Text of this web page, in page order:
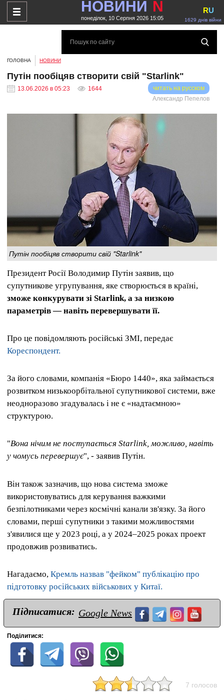
НОВИНИ N
понеділок, 10 Серпня 2026 15:05 1629 днів війни
RU
ГОЛОВНА НОВИНИ
Путін пообіцяв створити свій "Starlink"
13.06.2026 в 05:23 1644
читать на русском
Александр Пепелов
Путін пообіцяв створити свій "Starlink"
Президент Росії Володимир Путін заявив, що
супутникове угрупування, яке створюється в країні,
зможе конкурувати зі Starlink, а за низкою
параметрів — навіть перевершувати її.
Про це повідомляють російські ЗМІ, передає
Кореспондент.
За його словами, компанія «Бюро 1440», яка займається
розвитком низькоорбітальної супутникової системи, вже
неодноразово згадувалась і не є «надтаємною»
структурою.
"Вона нічим не поступається Starlink, можливо, навіть
у чомусь перевершує", - заявив Путін.
Він також зазначив, що нова система зможе
використовуватись для керування важкими
безпілотниками через космічні канали зв'язку. За його
словами, перші супутники з такими можливостями
з'явилися ще у 2023 році, а у 2024–2025 роках проект
продовжив розвиватись.
Нагадаємо, Кремль назвав "фейком" публікацію про
підготовку російських військових у Китаї.
Підписатися: Google News
Поділитися:
7 голосов